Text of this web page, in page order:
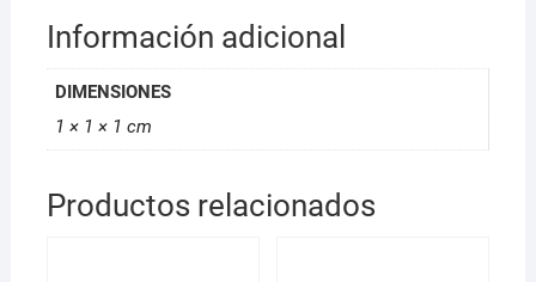
Información adicional
DIMENSIONES
1 × 1 × 1 cm
Productos relacionados